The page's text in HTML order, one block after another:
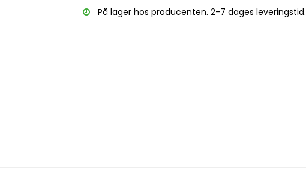
På lager hos producenten. 2-7 dages leveringstid.